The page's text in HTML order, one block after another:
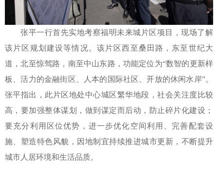
张平一行首先实地考察福明未来城片区项目，现场了解
该片区规划建设等情况。该片区西至桑田路，东至世纪大
道，北至惊驾路，南至中山东路，功能定位为“数智的更新样
板、活力的金融街区、人本的国际社区、开放的休闲水岸”。
张平指出，此片区地处中心城区繁华地段，社会关注度比较
高，要加强整体谋划，做到谋定而后动，防止碎片化建设；
要充分利用区位优势，进一步优化空间利用、完善配套设
施、塑造特色风貌，因地制宜持续推进城市更新，不断提升
城市人居环境和生活品质。